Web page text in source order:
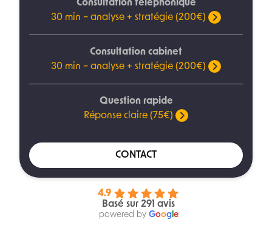
Consultation téléphonique
30 min – analyse + stratégie (200€)
Consultation cabinet
30 min – analyse + stratégie (200€)
Question rapide
Réponse claire (75€)
CONTACT
4.9
Basé sur 291 avis
powered by Googl e